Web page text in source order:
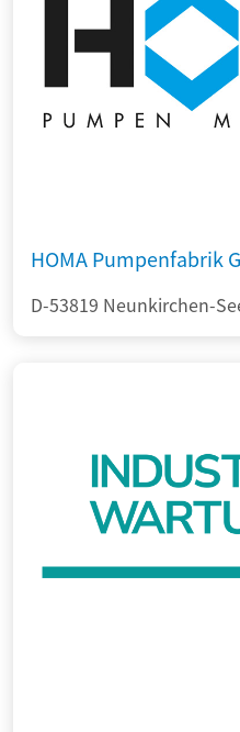
HOMA Pumpenfabrik
D-53819 Neunkirchen-